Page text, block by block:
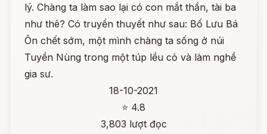
lý. Chàng ta làm sao lại có con mắt thần, tài ba
như thê? Có truyền thuyết như sau: Bố Lưu Bá
Ôn chết sớm, một mình chàng ta sống ở núi
Tuyền Nùng trong một túp lều cỏ và làm nghề
gia sư.
18-10-2021
⭐ 4.8
3,803 lượt đọc